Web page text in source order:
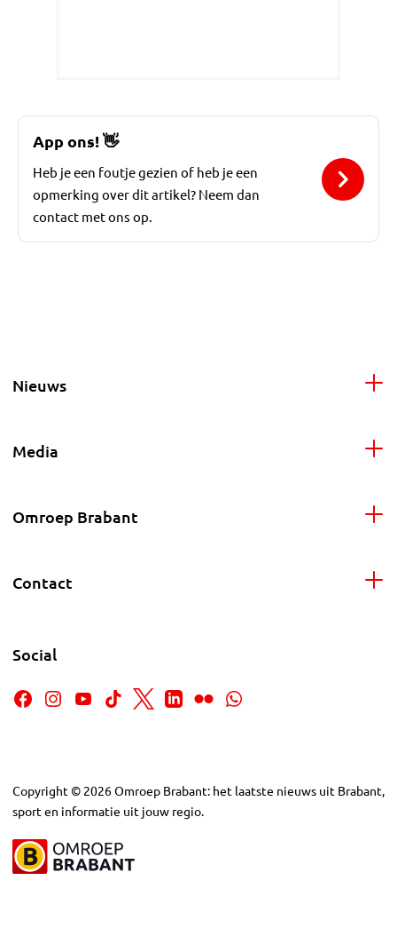
App ons!👋
Heb je een foutje gezien of heb je een
opmerking over dit artikel? Neem dan
contact met ons op.
Nieuws
Media
Omroep Brabant
Contact
Social
Copyright © 2026Omroep Brabant: het laatste nieuws uit Brabant,
sport en informatie uit jouw regio.